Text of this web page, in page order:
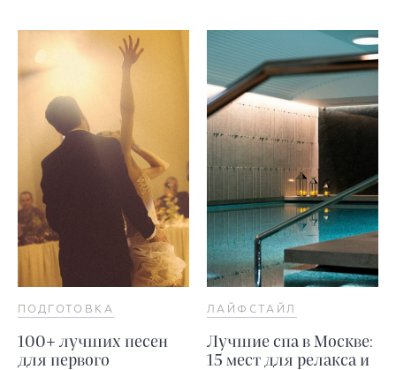
ПОДГОТОВКА
100+ лучших песен
для первого
ЛАЙФСТАЙЛ
Лучшие спа в Москве:
15 мест для релакса и